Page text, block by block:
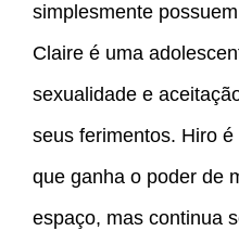
simplesmente
Claire é uma
sexualidade e
seus ferimentos. Hiro
que ganha o poder de
espaço, mas continua